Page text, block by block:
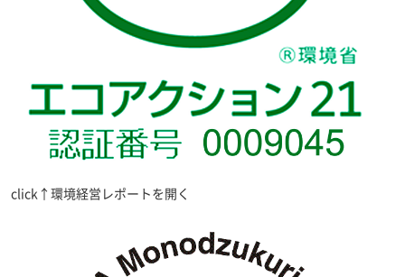
click↑環境経営レポートを開く